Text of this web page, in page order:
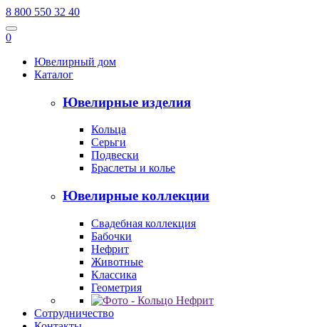
8 800 550 32 40
0
Ювелирный дом
Каталог
Ювелирные изделия
Кольца
Серьги
Подвески
Браслеты и колье
Ювелирные коллекции
Свадебная коллекция
Бабочки
Нефрит
Животные
Классика
Геометрия
Сотрудничество